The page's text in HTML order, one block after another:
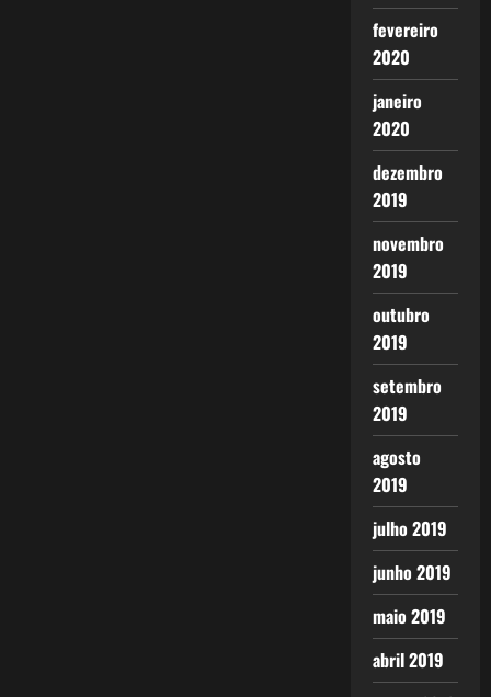
fevereiro
2020
janeiro
2020
dezembro
2019
novembro
2019
outubro
2019
setembro
2019
agosto
2019
julho 2019
junho 2019
maio 2019
abril 2019